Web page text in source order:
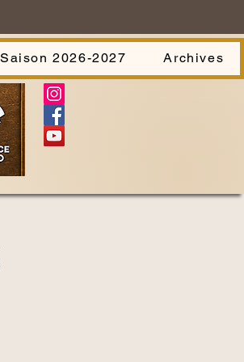
Saison 2026-2027 Archives